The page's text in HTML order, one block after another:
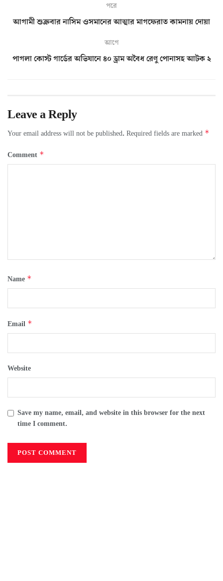
পরে
আগামী শুক্রবার নাসিম ওসমানের আত্মার মাগফেরাত কামনায় দোয়া
আগে
পাগলা কোস্ট গার্ডের অভিযানে ৪০ ড্রাম অবৈধ রেণু পোনাসহ আটক ২
Leave a Reply
Your email address will not be published. Required fields are marked *
Comment *
Name *
Email *
Website
Save my name, email, and website in this browser for the next
time I comment.